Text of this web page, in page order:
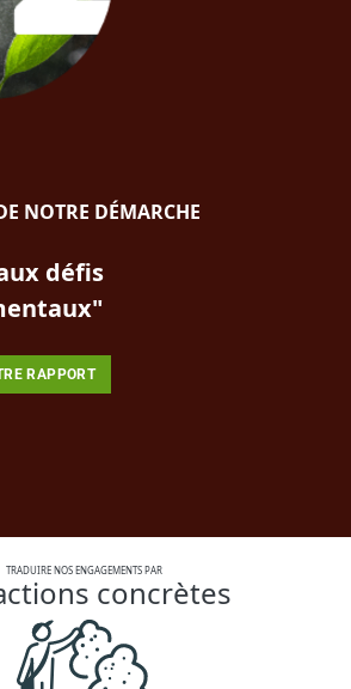
NOTRE DÉMARCHE
défis
RAPPORT
TRADUIRE NOS ENGAGEMENTS PAR
concrètes